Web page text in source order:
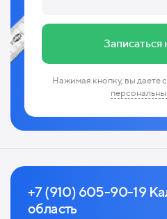
Записаться
Нажимая кнопку, вы даете
+7 (910) 605-90-19
область